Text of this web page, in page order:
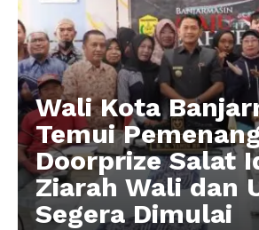
Wali Kota
Temui
Doorprize Salat
Ziarah Wali dan
Segera Dimulai